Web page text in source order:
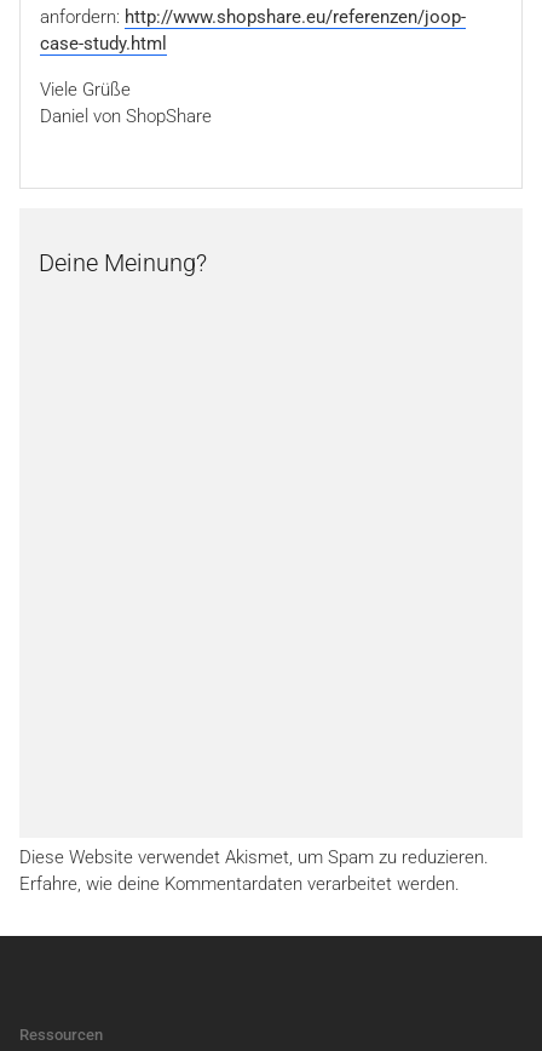
anfordern: http://www.shopshare.eu/referenzen/joop-
case-study.html
Viele Grüße
Daniel von ShopShare
Deine Meinung?
Diese Website verwendet Akismet, um Spam zu reduzieren.
Erfahre, wie deine Kommentardaten verarbeitet werden.
Ressourcen